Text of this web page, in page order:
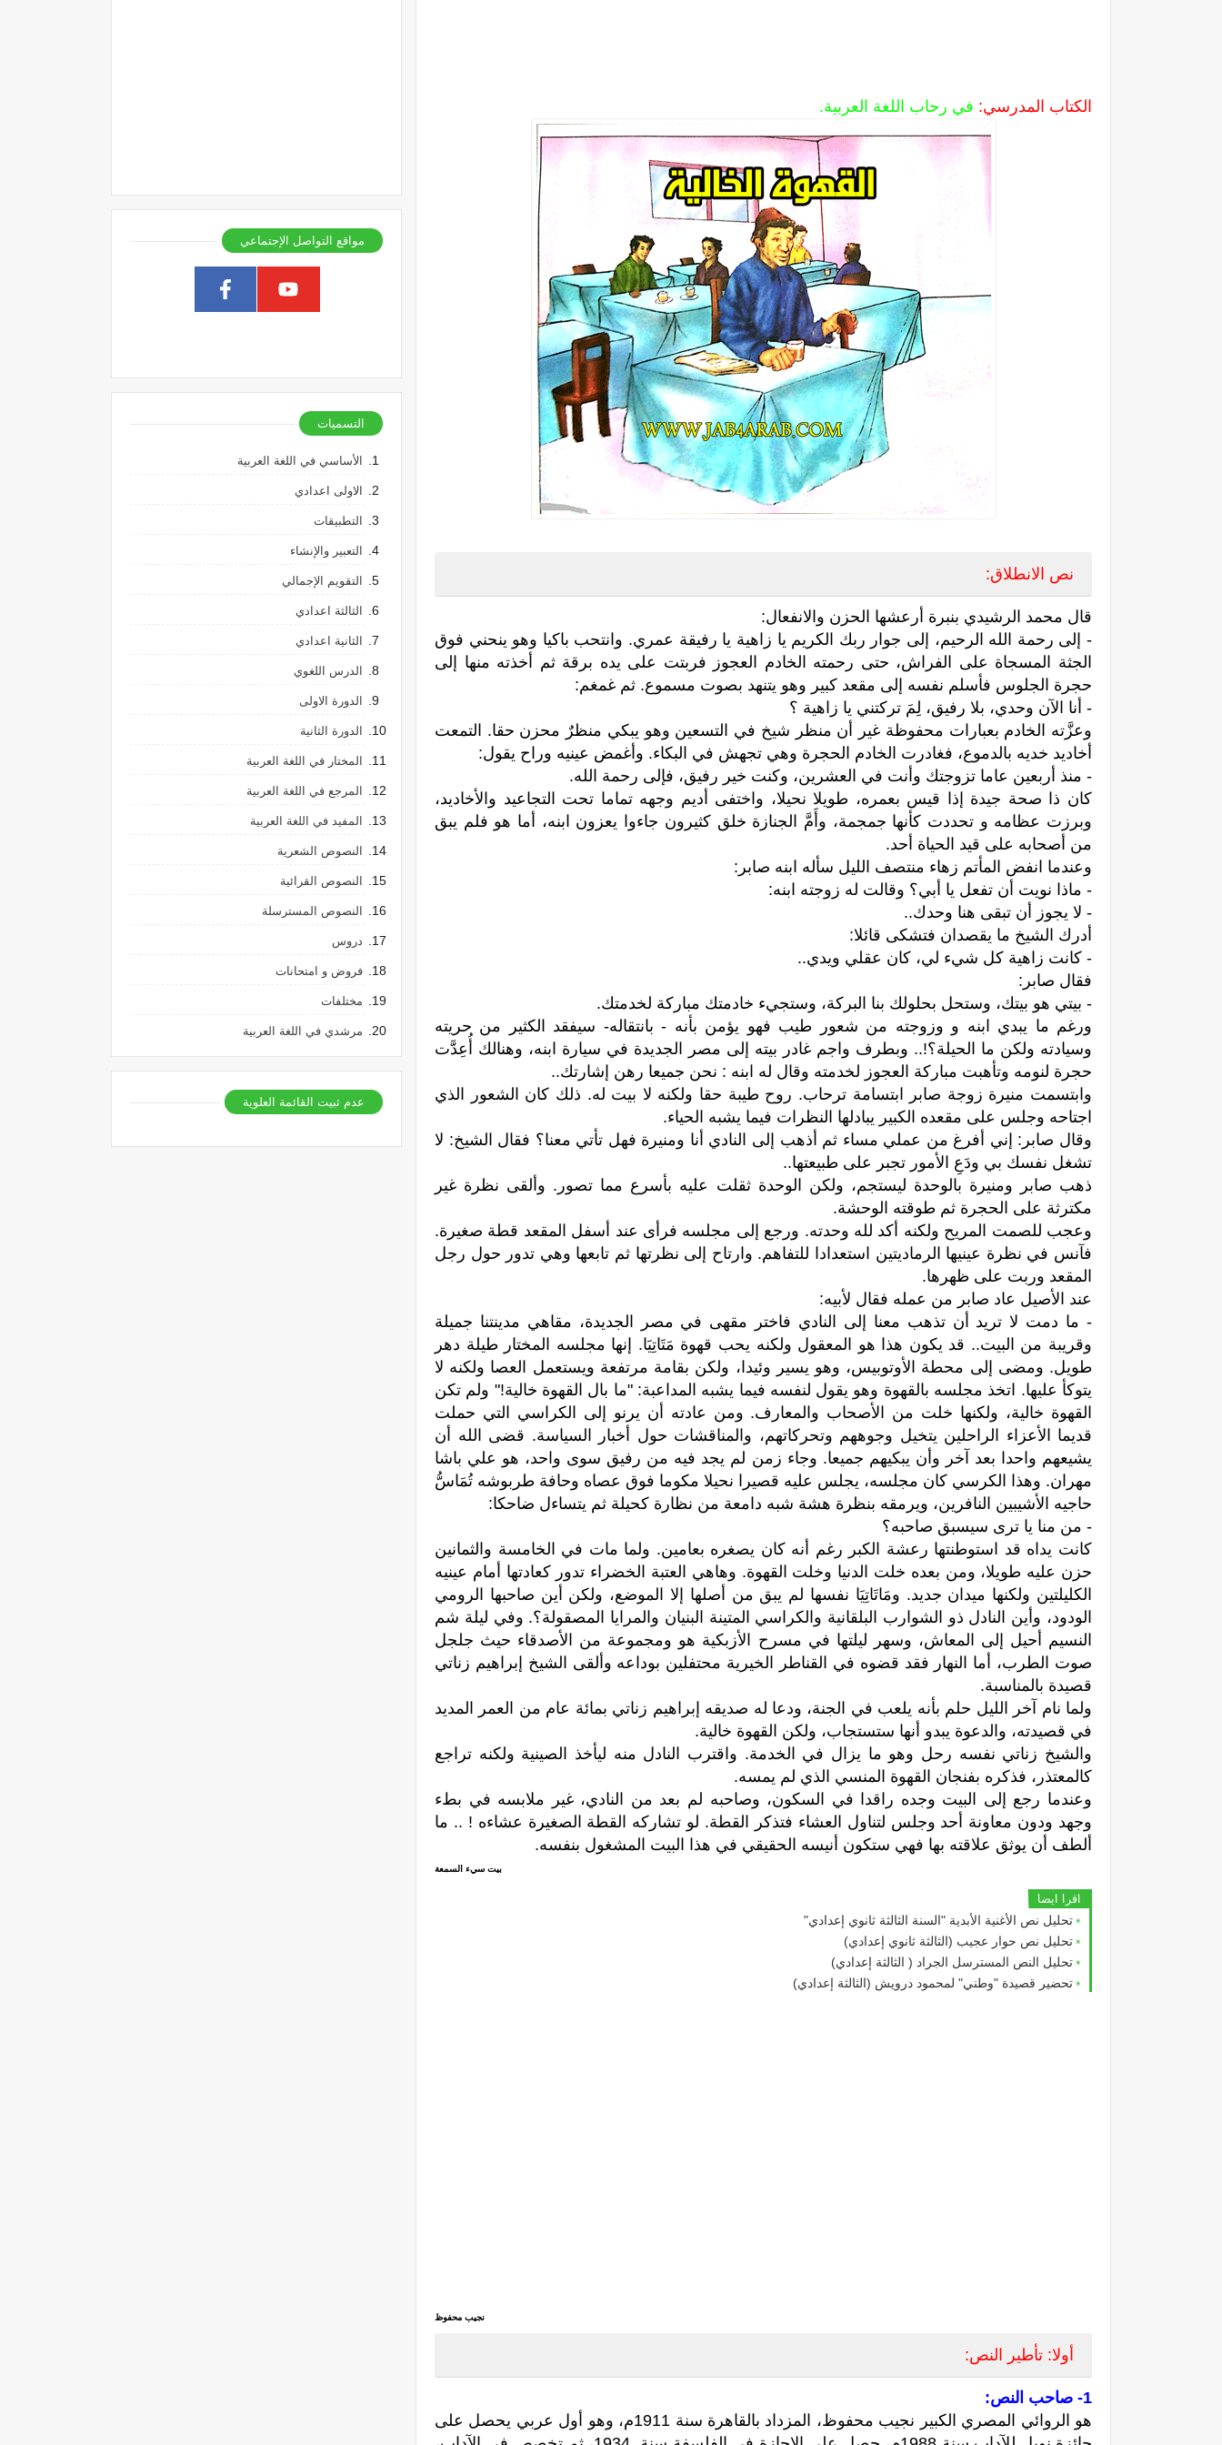
الكتاب المدرسي: في رحاب اللغة العربية.
نص الانطلاق:
قال محمد الرشيدي بنبرة أرعشها الحزن والانفعال:
- إلى رحمة الله الرحيم، إلى جوار ربك الكريم يا زاهية يا رفيقة عمري. وانتحب باكيا وهو ينحني فوق
الجثة المسجاة على الفراش، حتی رحمته الخادم العجوز فربتت على يده برقة ثم أخذته منها إلى
حجرة الجلوس فأسلم نفسه إلى مقعد كبير وهو يتنهد بصوت مسموع. ثم غمغم:
- أنا الآن وحدي، بلا رفيق، لِمَ تركتني يا زاهية ؟
وعزَّته الخادم بعبارات محفوظة غير أن منظر شيخ في التسعين وهو يبكي منظرٌ محزن حقا. التمعت
أخاديد خديه بالدموع، فغادرت الخادم الحجرة وهي تجهش في البكاء. وأغمض عينيه وراح يقول:
- منذ أربعين عاما تزوجتك وأنت في العشرين، وكنت خير رفيق، فإلى رحمة الله.
كان ذا صحة جيدة إذا قيس بعمره، طويلا نحيلا، واختفى أديم وجهه تماما تحت التجاعيد والأخاديد،
وبرزت عظامه و تحددت كأنها جمجمة، وأَمَّ الجنازة خلق كثيرون جاءوا يعزون ابنه، أما هو فلم يبق
من أصحابه على قيد الحياة أحد.
وعندما انفض المأتم زهاء منتصف الليل سأله ابنه صابر:
- ماذا نويت أن تفعل يا أبي؟ وقالت له زوجته ابنه:
- لا يجوز أن تبقى هنا وحدك..
أدرك الشيخ ما يقصدان فتشكی قائلا:
- كانت زاهية كل شيء لي، كان عقلي ويدي..
فقال صابر:
- بيتي هو بيتك، وستحل بحلولك بنا البركة، وستجيء خادمتك مباركة لخدمتك.
ورغم ما يبدي ابنه و وزوجته من شعور طيب فهو يؤمن بأنه - بانتقاله- سيفقد الكثير من حريته
وسيادته ولكن ما الحيلة؟!.. وبطرف واجم غادر بيته إلى مصر الجديدة في سيارة ابنه، وهنالك أُعِدَّت
حجرة لنومه وتأهبت مباركة العجوز لخدمته وقال له ابنه : نحن جميعا رهن إشارتك..
وابتسمت منيرة زوجة صابر ابتسامة ترحاب. روح طيبة حقا ولكنه لا بيت له. ذلك كان الشعور الذي
اجتاحه وجلس على مقعده الكبير يبادلها النظرات فيما يشبه الحياء.
وقال صابر: إني أفرغ من عملي مساء ثم أذهب إلى النادي أنا ومنيرة فهل تأتي معنا؟ فقال الشيخ: لا
تشغل نفسك بي ودَعِ الأمور تجبر على طبيعتها..
ذهب صابر ومنيرة بالوحدة ليستجم، ولكن الوحدة ثقلت عليه بأسرع مما تصور. وألقى نظرة غير
مكترثة على الحجرة ثم طوقته الوحشة.
وعجب للصمت المريح ولكنه أكد لله وحدته. ورجع إلى مجلسه فرأى عند أسفل المقعد قطة صغيرة.
فآنس في نظرة عينيها الرماديتين استعدادا للتفاهم. وارتاح إلى نظرتها ثم تابعها وهي تدور حول رجل
المقعد وربت على ظهرها.
عند الأصيل عاد صابر من عمله فقال لأبيه:
- ما دمت لا تريد أن تذهب معنا إلى النادي فاختر مقهى في مصر الجديدة، مقاهي مدينتنا جميلة
وقريبة من البيت.. قد يكون هذا هو المعقول ولكنه يحب قهوة مَتَاتِيَا. إنها مجلسه المختار طيلة دهر
طويل. ومضى إلى محطة الأوتوبيس، وهو يسير وئيدا، ولكن بقامة مرتفعة ويستعمل العصا ولكنه لا
يتوكأ عليها. اتخذ مجلسه بالقهوة وهو يقول لنفسه فيما يشبه المداعبة: "ما بال القهوة خالية!" ولم تكن
القهوة خالية، ولكنها خلت من الأصحاب والمعارف. ومن عادته أن يرنو إلى الكراسي التي حملت
قديما الأعزاء الراحلين يتخيل وجوههم وتحركاتهم، والمناقشات حول أخبار السياسة. قضى الله أن
يشيعهم واحدا بعد آخر وأن يبكيهم جميعا. وجاء زمن لم يجد فيه من رفيق سوى واحد، هو علي باشا
مهران. وهذا الكرسي كان مجلسه، يجلس عليه قصيرا نحيلا مكوما فوق عصاه وحافة طربوشه تُمَاسُّ
حاجيه الأشيبين النافرين، ويرمقه بنظرة هشة شبه دامعة من نظارة كحيلة ثم يتساءل ضاحكا:
- من منا یا تری سيسبق صاحبه؟
كانت يداه قد استوطنتها رعشة الكبر رغم أنه كان يصغره بعامين. ولما مات في الخامسة والثمانين
حزن عليه طويلا، ومن بعده خلت الدنيا وخلت القهوة. وهاهي العتبة الخضراء تدور كعادتها أمام عينيه
الكليلتين ولكنها ميدان جديد. ومَاتَاتِيَا نفسها لم يبق من أصلها إلا الموضع، ولكن أين صاحبها الرومي
الودود، وأين النادل ذو الشوارب البلقانية والكراسي المتينة البنيان والمرايا المصقولة؟. وفي ليلة شم
النسيم أحيل إلى المعاش، وسهر ليلتها في مسرح الأزبكية هو ومجموعة من الأصدقاء حيث جلجل
صوت الطرب، أما النهار فقد قضوه في القناطر الخيرية محتفلين بوداعه وألقى الشيخ إبراهيم زناتي
قصيدة بالمناسبة.
ولما نام آخر الليل حلم بأنه يلعب في الجنة، ودعا له صديقه إبراهيم زناتي بمائة عام من العمر المديد
في قصيدته، والدعوة يبدو أنها ستستجاب، ولكن القهوة خالية.
والشيخ زناتي نفسه رحل وهو ما يزال في الخدمة. واقترب النادل منه ليأخذ الصينية ولكنه تراجع
كالمعتذر، فذكره بفنجان القهوة المنسي الذي لم يمسه.
وعندما رجع إلى البيت وجده راقدا في السكون، وصاحبه لم بعد من النادي، غير ملابسه في بطء
وجهد ودون معاونة أحد وجلس لتناول العشاء فتذكر القطة. لو تشاركه القطة الصغيرة عشاءه ! .. ما
ألطف أن يوثق علاقته بها فهي ستكون أنيسه الحقيقي في هذا البيت المشغول بنفسه.
بيت سيء السمعة
اقرا ايضا
تحليل نص الأغنية الأبدية "السنة الثالثة ثانوي إعدادي"
تحليل نص حوار عجيب (الثالثة ثانوي إعدادي)
تحليل النص المسترسل الجراد ( الثالثة إعدادي)
تحضير قصيدة "وطني" لمحمود درويش (الثالثة إعدادي)
نجيب محفوظ
أولا: تأطير النص:
1- صاحب النص:
هو الروائي المصري الكبير نجيب محفوظ، المزداد بالقاهرة سنة 1911م، وهو أول عربي يحصل على
مواقع التواصل الإجتماعي
التسميات
الأساسي في اللغة العربية
الاولى اعدادي
التطبيقات
التعبير والإنشاء
التقويم الإجمالي
الثالثة اعدادي
الثانية اعدادي
الدرس اللغوي
الدورة الاولى
الدورة الثانية
المختار في اللغة العربية
المرجع في اللغة العربية
المفيد في اللغة العربية
النصوص الشعرية
النصوص القرائية
النصوص المسترسلة
دروس
فروض و امتحانات
مختلفات
مرشدي في اللغة العربية
عدم ثبيت القائمة العلوية